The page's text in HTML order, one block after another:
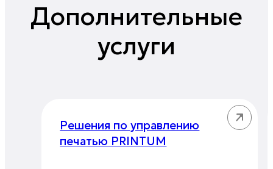
Дополнительные
услуги
Решения по управлению
печатью PRINTUM